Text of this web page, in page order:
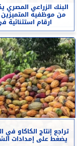
البنك الزراعي المصري
من موظفيه
ارقام استثنائية
تراجع إنتاج الكاكاو في
يضغط على إمدادات